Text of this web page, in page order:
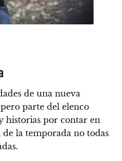
de una nueva
parte del elenco
historias por contar en
la temporada no todas
.